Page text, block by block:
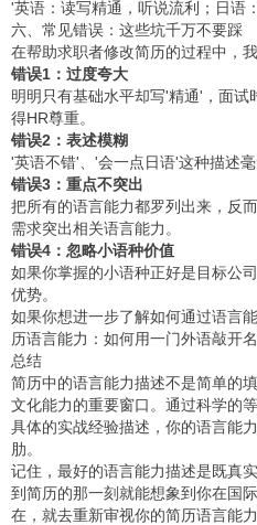
'英语：读写精通，听说流利；日语
六、常见错误：这些坑千万不要踩
在帮助求职者修改简历的过程中，
错误1：过度夸大
明明只有基础水平却写'精通'，面
得HR尊重。
错误2：表述模糊
'英语不错'、'会一点日语'这种描述
错误3：重点不突出
把所有的语言能力都罗列出来，反
需求突出相关语言能力。
错误4：忽略小语种价值
如果你掌握的小语种正好是目标公
优势。
如果你想进一步了解如何通过语言
历语言能力：如何用一门外语敲开
总结
简历中的语言能力描述不是简单的
文化能力的重要窗口。通过科学的
具体的实战经验描述，你的语言能
肋。
记住，最好的语言能力描述是既真
到简历的那一刻就能想象到你在国
在，就去重新审视你的简历语言能